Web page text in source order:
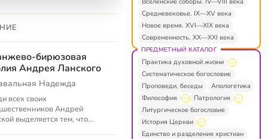
бирюзовая
Андрея Ланского
Надежда
всех своих
Андрей
выделяется тем, что
Средневековье. IX—XV века
Новое время. XVI—XIX века
Современность. XX—XXI века
ПРЕДМЕТНЫЙ КАТАЛОГ
Практика духовной жизни
Систематическое богословие
Проповеди, беседы
Апологетика
Философия
Патрология
Литургическое богословие
История Церкви
Единство и разделения христиан